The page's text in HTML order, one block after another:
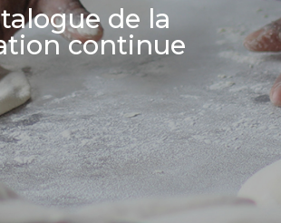
de la
continue